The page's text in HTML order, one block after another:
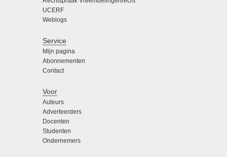
UCERF
Weblogs
Service
Mijn pagina
Abonnementen
Contact
Voor
Auteurs
Adverteerders
Docenten
Studenten
Ondernemers